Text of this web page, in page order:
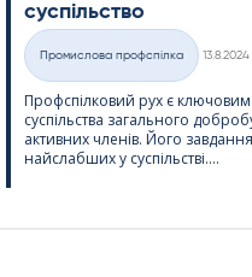
суспільство
Категорії
Промислова профспілка
13.8.2024
Профспілковий рух є
суспільства загального
активних членів. Його
найслабших у суспільстві....